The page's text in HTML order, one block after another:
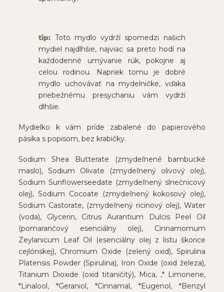
tip: Toto mydlo vydrží spomedzi našich
mydiel najdlhšie, najviac sa preto hodí na
každodenné umývanie rúk, pokojne aj
celou rodinou. Napriek tomu je dobré
mydlo uchovávať na mydelničke, vďaka
priebežnému presychaniu vám vydrží
dlhšie.
Mydielko k vám príde zabalené do papierového
pásika s popisom, bez krabičky.
Sodium Shea Butterate (zmydeľnené bambucké
maslo), Sodium Olivate (zmydeľnený olivový olej),
Sodium Sunflowerseedate (zmydeľnený slnečnicový
olej), Sodium Cocoate (zmydeľnený kokosový olej),
Sodium Castorate, (zmydeľnený ricinový olej), Water
(voda), Glycerin, Citrus Aurantium Dulcis Peel Oil
(pomarančový esenciálny olej), Cinnamomum
Zeylanicum Leaf Oil (esenciálny olej z listu škorice
cejlónskej), Chromium Oxide (zelený oxid), Spirulina
Platensis Powder (Spirulina), Iron Oxide (oxid železa),
Titanium Dioxide (oxid titaničitý), Mica, ,* Limonene,
*Linalool, *Geraniol, *Cinnamal, *Eugenol, *Benzyl